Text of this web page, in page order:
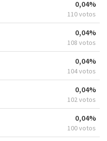
0,04%
110 votos
0,04%
108 votos
0,04%
104 votos
0,04%
102 votos
0,04%
100 votos